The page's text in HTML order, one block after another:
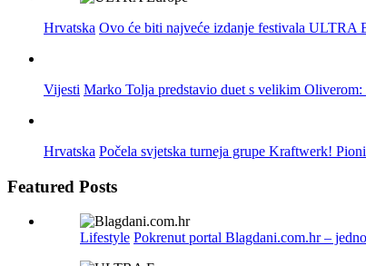
Hrvatska Ovo će biti najveće izdanje festivala ULTRA
Vijesti Marko Tolja predstavio duet s velikim
Hrvatska Počela svjetska turneja grupe Kraftwerk!
Featured Posts
Lifestyle Pokrenut portal Blagdani.com.hr –